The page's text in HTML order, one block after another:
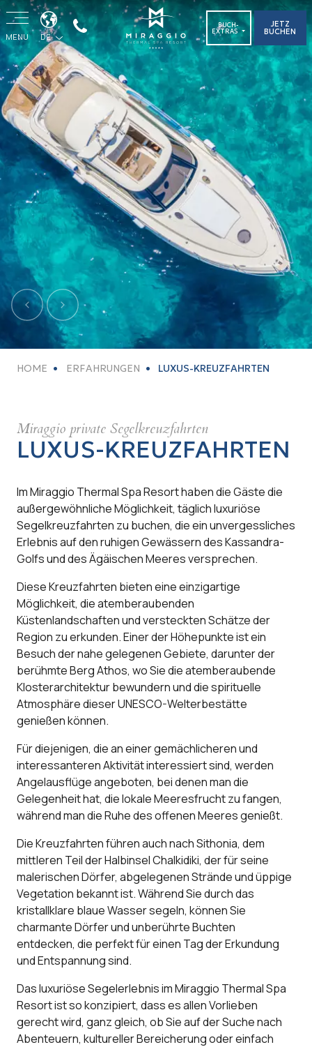
MENU DE
BUCH-
EXTRAS
JETZ
BUCHEN
PreviousNext
HOME ERFAHRUNGEN LUXUS-KREUZFAHRTEN
Miraggio private Segelkreuzfahrten
LUXUS-KREUZFAHRTEN
Im Miraggio Thermal Spa Resort haben die Gäste die
außergewöhnliche Möglichkeit, täglich luxuriöse
Segelkreuzfahrten zu buchen, die ein unvergessliches
Erlebnis auf den ruhigen Gewässern des Kassandra-
Golfs und des Ägäischen Meeres versprechen.
Diese Kreuzfahrten bieten eine einzigartige
Möglichkeit, die atemberaubenden
Küstenlandschaften und versteckten Schätze der
Region zu erkunden. Einer der Höhepunkte ist ein
Besuch der nahe gelegenen Gebiete, darunter der
berühmte Berg Athos, wo Sie die atemberaubende
Klosterarchitektur bewundern und die spirituelle
Atmosphäre dieser UNESCO-Welterbestätte
genießen können.
Für diejenigen, die an einer gemächlicheren und
interessanteren Aktivität interessiert sind, werden
Angelausflüge angeboten, bei denen man die
Gelegenheit hat, die lokale Meeresfrucht zu fangen,
während man die Ruhe des offenen Meeres genießt.
Die Kreuzfahrten führen auch nach Sithonia, dem
mittleren Teil der Halbinsel Chalkidiki, der für seine
malerischen Dörfer, abgelegenen Strände und üppige
Vegetation bekannt ist. Während Sie durch das
kristallklare blaue Wasser segeln, können Sie
charmante Dörfer und unberührte Buchten
entdecken, die perfekt für einen Tag der Erkundung
und Entspannung sind.
Das luxuriöse Segelerlebnis im Miraggio Thermal Spa
Resort ist so konzipiert, dass es allen Vorlieben
gerecht wird, ganz gleich, ob Sie auf der Suche nach
Abenteuern, kultureller Bereicherung oder einfach